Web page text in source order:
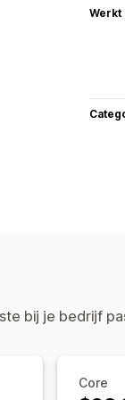
Werkt
bij je bedrijf
Core